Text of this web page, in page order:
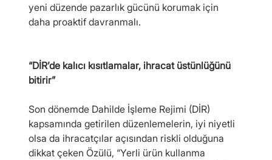
yeni düzende pazarlık gücünü korumak için
daha proaktif davranmalı.
“DİR’de kalıcı kısıtlamalar, ihracat üstünlüğünü
bitirir”
Son dönemde Dahilde İşleme Rejimi (DİR)
kapsamında getirilen düzenlemelerin, iyi niyetli
olsa da ihracatçılar açısından riskli olduğuna
dikkat çeken Özülü, “Yerli ürün kullanma